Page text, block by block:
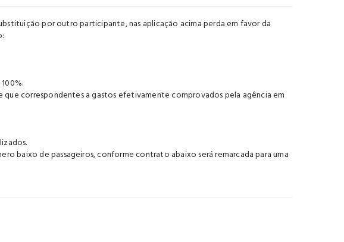
por outro participante, nas aplicação acima perda em favor da
que correspondentes a gastos efetivamente comprovados pela agência em
baixo de passageiros, conforme contrato abaixo será remarcada para uma